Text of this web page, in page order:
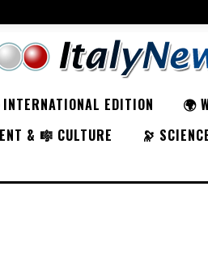
INTERNATIONAL EDITION 🌍
& 🎼 CULTURE 🔭